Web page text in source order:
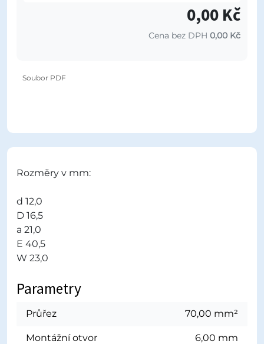
0,00 Kč
Cena bez DPH 0,00 Kč
Soubor PDF
Rozměry v mm:
d 12,0
D 16,5
a 21,0
E 40,5
W 23,0
Parametry
Průřez 70,00 mm²
Montážní otvor 6,00 mm